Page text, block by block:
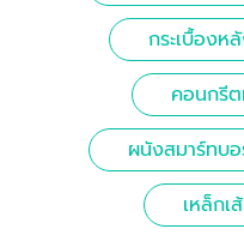
กระเบื้องห
คอนกรี
ผนังสมาร์ทบ
เหล็ก